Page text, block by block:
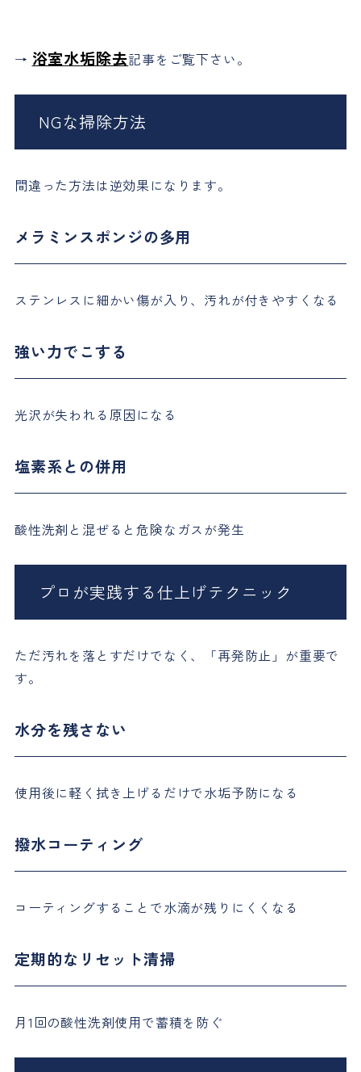
→ 浴室水垢除去記事をご覧下さい。
NGな掃除方法
間違った方法は逆効果になります。
メラミンスポンジの多用
ステンレスに細かい傷が入り、汚れが付きやすくなる
強い力でこする
光沢が失われる原因になる
塩素系との併用
酸性洗剤と混ぜると危険なガスが発生
プロが実践する仕上げテクニック
ただ汚れを落とすだけでなく、「再発防止」が重要で
す。
水分を残さない
使用後に軽く拭き上げるだけで水垢予防になる
撥水コーティング
コーティングすることで水滴が残りにくくなる
定期的なリセット清掃
月1回の酸性洗剤使用で蓄積を防ぐ